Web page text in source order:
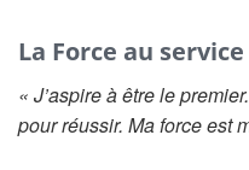
La Force au service
« J’aspire à être le
pour réussir. Ma force est